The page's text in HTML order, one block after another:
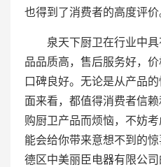
也得到了消费者的高度评价
泉天下厨卫在行业中
品品质高，售后服务好，价
口碑良好。无论是从产品
面来看，都值得消费者信
购厨卫产品而烦恼，不妨
能会给你带来意想不到的
德区中美丽臣电器有限公